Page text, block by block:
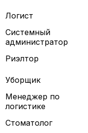
Логист
Системный
администратор
Риэлтор
Уборщик
Менеджер по
логистике
Стоматолог